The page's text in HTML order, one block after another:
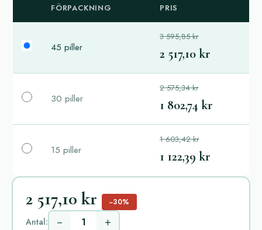
FÖRPACKNING PRIS
45 piller
3 595,85 kr
2 517,10 kr
30 piller
2 575,34 kr
1 802,74 kr
15 piller
1 603,42 kr
1 122,39 kr
2 517,10 kr −30%
Antal: − +